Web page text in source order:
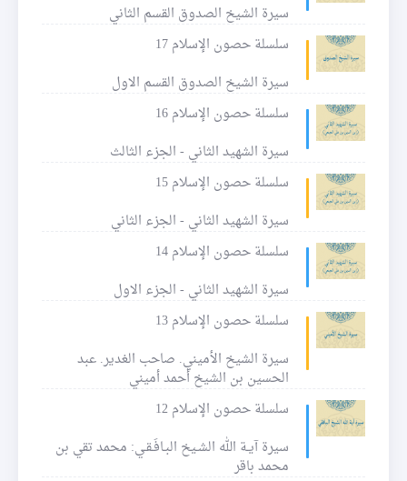
سيرة الشيخ الصدوق القسم الثاني
سلسلة حصون الإسلام 17
سيرة الشيخ الصدوق القسم الاول
سلسلة حصون الإسلام 16
سيرة الشهيد الثاني - الجزء الثالث
سلسلة حصون الإسلام 15
سيرة الشهيد الثاني - الجزء الثاني
سلسلة حصون الإسلام 14
سيرة الشهيد الثاني - الجزء الاول
سلسلة حصون الإسلام 13
سيرة الشيخ الأميني. صاحب الغدير. عبد
الحسين بن الشيخ أحمد أميني
سلسلة حصون الإسلام 12
سيرة آيـة الله الشـيخ البـافَـقـي: محمد تقي بن
محمد باقر